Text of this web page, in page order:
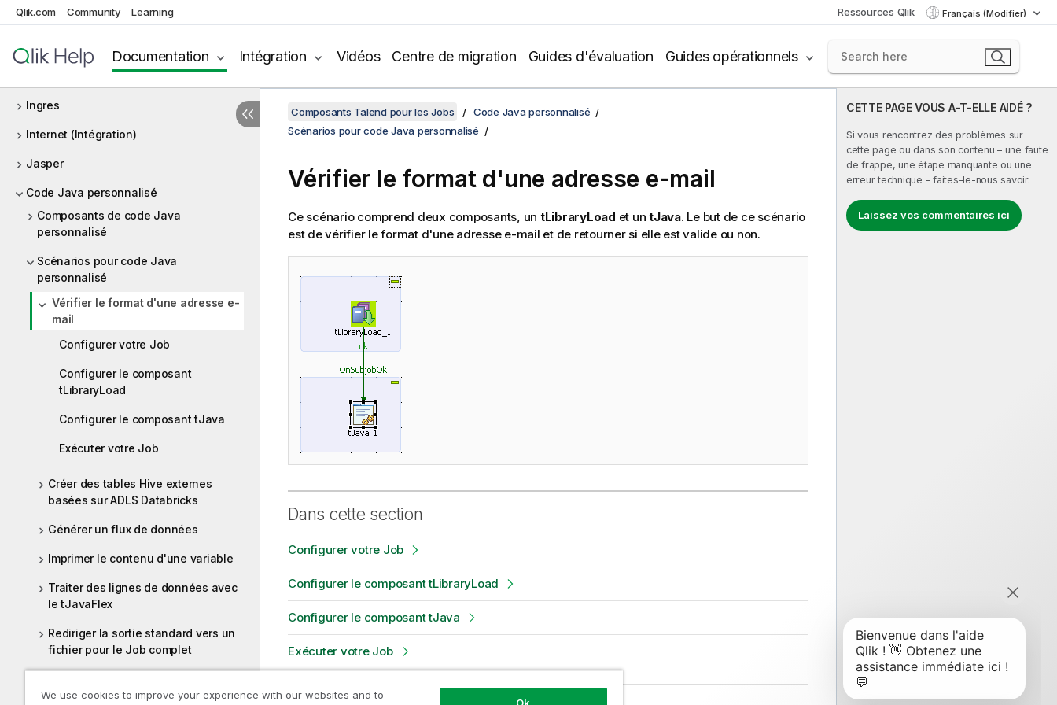
Qlik.com Community Learning Ressources Qlik Français (Modifier)
Documentation Intégration Vidéos Centre de migration Guides d'évaluation Guides opérationnels
Iceberg
Impala
Ingres
Internet (Intégration)
Jasper
Code Java personnalisé
Composants de code Java
personnalisé
Scénarios pour code Java
personnalisé
Vérifier le format d'une adresse e-
mail
Configurer votre Job
Configurer le composant
tLibraryLoad
Configurer le composant tJava
Exécuter votre Job
Créer des tables Hive externes
basées sur ADLS Databricks
Générer un flux de données
Imprimer le contenu d'une variable
Traiter des lignes de données avec
le tJavaFlex
Rediriger la sortie standard vers un
fichier pour le Job complet
ligne avec un tJavaRow
CETTE PAGE VOUS A-T-ELLE AIDÉ ?
Si vous rencontrez des problèmes sur
cette page ou dans son contenu – une faute
de frappe, une étape manquante ou une
erreur technique – faites-le-nous savoir.
Laissez vos commentaires ici
Composants Talend pour les Jobs
Code Java personnalisé
Scénarios pour code Java personnalisé
Vérifier le format d'une adresse e-mail
Ce scénario comprend deux composants, un tLibraryLoad et un tJava. Le but de ce scénario
est de vérifier le format d'une adresse e-mail et de retourner si elle est valide ou non.
Dans cette section
Configurer votre Job
Configurer le composant tLibraryLoad
Configurer le composant tJava
Exécuter votre Job
We use cookies to improve your experience with our websites and to